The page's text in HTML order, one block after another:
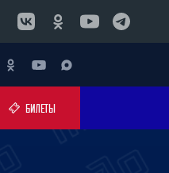
БИЛЕТЫ